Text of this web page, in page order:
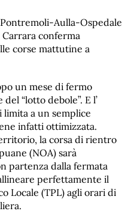
Aulla-Ospedale
Carrara conferma
corse mattutine a
un mese di fermo
“lotto debole”. E l’
limita a un semplice
infatti ottimizzata.
la corsa di rientro
(NOA) sarà
partenza dalla fermata
perfettamente il
Locale (TPL) agli orari di